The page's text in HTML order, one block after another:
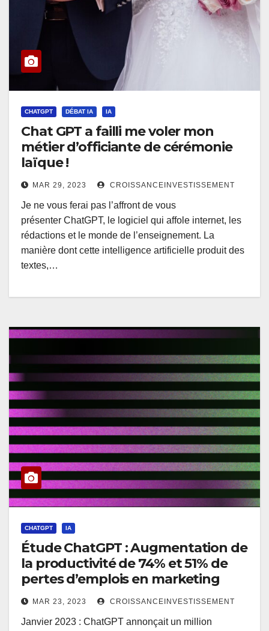
CHATGPT DÉBAT IA IA
Chat GPT a failli me voler mon
métier d’officiante de cérémonie
laïque !
MAR 29, 2023 CROISSANCEINVESTISSEMENT
Je ne vous ferai pas l’affront de vous
présenter ChatGPT, le logiciel qui affole internet, les
rédactions et le monde de l’enseignement. La
manière dont cette intelligence artificielle produit des
textes,…
CHATGPT IA
Étude ChatGPT : Augmentation de
la productivité de 74% et 51% de
pertes d’emplois en marketing
MAR 23, 2023 CROISSANCEINVESTISSEMENT
Janvier 2023 : ChatGPT annonçait un million